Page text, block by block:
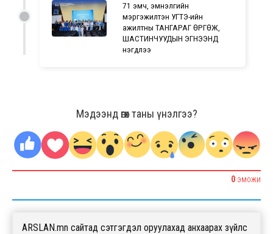
71 эмч, эмнэлгийн
мэргэжилтэн УГТЭ-ийн
ажилтны ТАНГАРАГ ӨРГӨЖ,
ШАСТИНЧУУДЫН ЭГНЭЭНД
нэгдлээ
Мэдээнд өгөх таны үнэлгээ?
0 ЭМОЖИ
ARSLAN.mn сайтад сэтгэгдэл оруулахад анхаарах зүйлс